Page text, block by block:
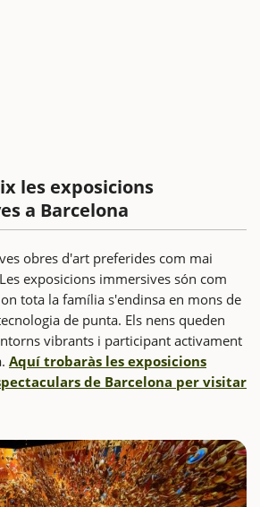
les exposicions
a Barcelona
obres d'art preferides com mai
exposicions immersives són com
tota la família s'endinsa en mons de
de punta. Els nens queden
vibrants i participant activament
Aquí trobaràs les exposicions
de Barcelona per visitar